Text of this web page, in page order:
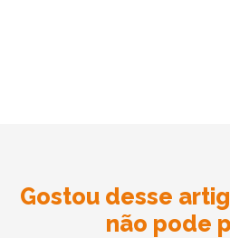
Gostou desse
não pode